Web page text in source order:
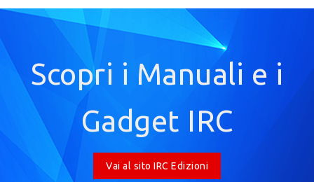
Scopri i Manuali e i
Gadget IRC
Vai al sito IRC Edizioni